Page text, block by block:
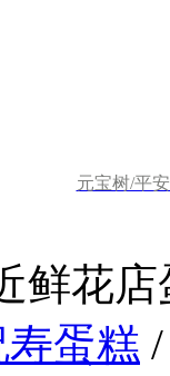
元宝树/平
鲜花店
寿蛋糕